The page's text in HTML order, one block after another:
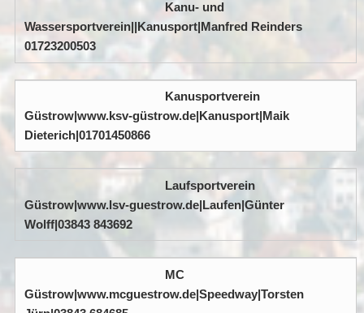
Kanu- und
Wassersportverein||Kanusport|Manfred Reinders
01723200503
Kanusportverein
Güstrow|www.ksv-güstrow.de|Kanusport|Maik
Dieterich|01701450866
Laufsportverein
Güstrow|www.lsv-guestrow.de|Laufen|Günter
Wolff|03843 843692
MC
Güstrow|www.mcguestrow.de|Speedway|Torsten